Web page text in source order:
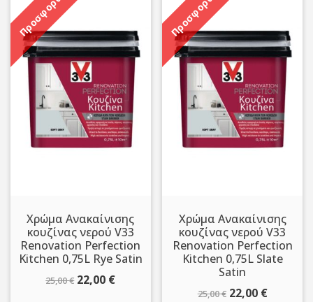
Προσφορά!
Χρώμα Ανακαίνισης
κουζίνας νερού V33
Renovation Perfection
Kitchen 0,75L Rye Satin
25,00€ Original
22,00 €Η
Προσφορά!
Χρώμα Ανακαίνισης
κουζίνας νερού V33
Renovation Perfection
Kitchen 0,75L Slate
Satin
25,00€ Original
22,00 €Η